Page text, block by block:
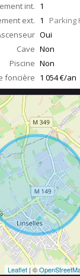
int. 1
ext. 1 Parking
Oui
Cave Non
Piscine Non
foncière 1 054 €/an
Leaflet | ©